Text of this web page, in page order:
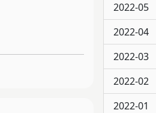
2022-05
2022-04
2022-03
2022-02
2022-01